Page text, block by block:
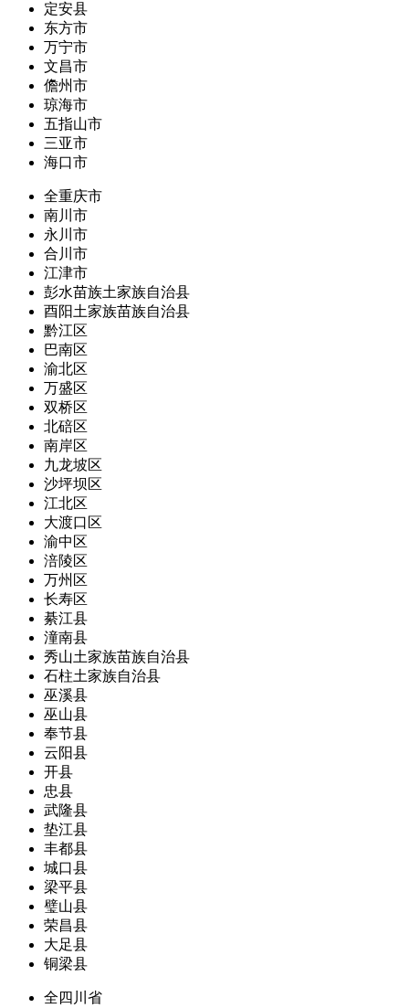
定安县
东方市
万宁市
文昌市
儋州市
琼海市
五指山市
三亚市
海口市
全重庆市
南川市
永川市
合川市
江津市
彭水苗族土家族自治县
酉阳土家族苗族自治县
黔江区
巴南区
渝北区
万盛区
双桥区
北碚区
南岸区
九龙坡区
沙坪坝区
江北区
大渡口区
渝中区
涪陵区
万州区
长寿区
綦江县
潼南县
秀山土家族苗族自治县
石柱土家族自治县
巫溪县
巫山县
奉节县
云阳县
开县
忠县
武隆县
垫江县
丰都县
城口县
梁平县
璧山县
荣昌县
大足县
铜梁县
全四川省